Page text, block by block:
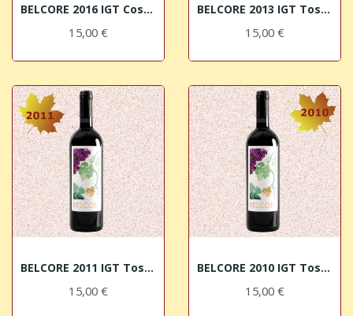
BELCORE 2016 IGT Costa Toscana Rosso BIO I...
15,00 €
BELCORE 2013 IGT Toscana Rosso I Giusti & Zanza...
15,00 €
BELCORE 2011 IGT Toscana Rosso I Giusti & Zanza...
15,00 €
BELCORE 2010 IGT Toscana Rosso I Giusti & Zanza...
15,00 €